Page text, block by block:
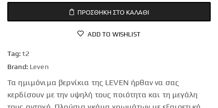
ΠΡΟΣΘΉΚΗ ΣΤΟ ΚΑΛΆΘΙ
ADD TO WISHLIST
Tag: t2
Brand: Leven
Τα ημιμόνιμα βερνίκια της LEVEN ήρθαν να σας
κερδίσουν με την υψηλή τους ποιότητα και τη μεγάλη